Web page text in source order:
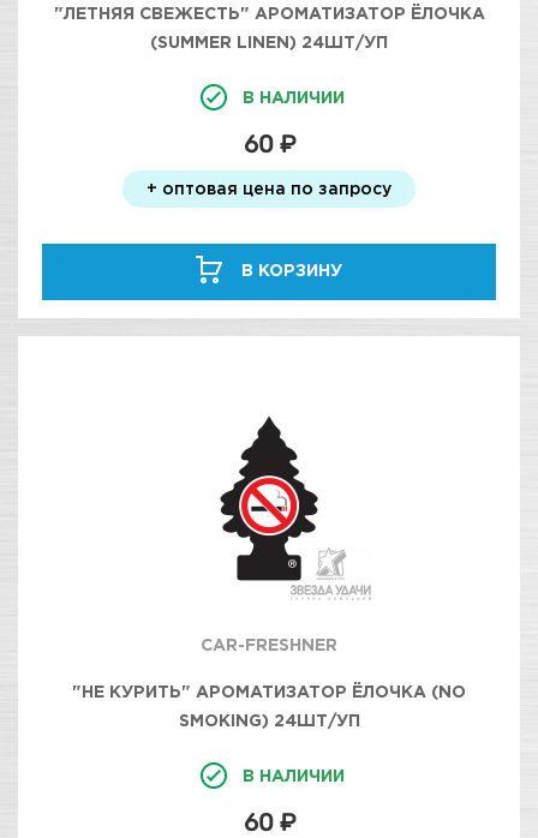
"ЛЕТНЯЯ СВЕЖЕСТЬ" АРОМАТИЗАТОР ЁЛОЧКА
(SUMMER LINEN) 24ШТ/УП
В НАЛИЧИИ
60 ₽
+ оптовая цена по запросу
В КОРЗИНУ
CAR-FRESHNER
"НЕ КУРИТЬ" АРОМАТИЗАТОР ЁЛОЧКА (NO
SMOKING) 24ШТ/УП
В НАЛИЧИИ
60 ₽